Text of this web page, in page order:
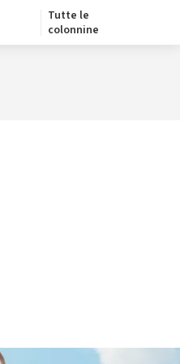
Tutte le
colonnine